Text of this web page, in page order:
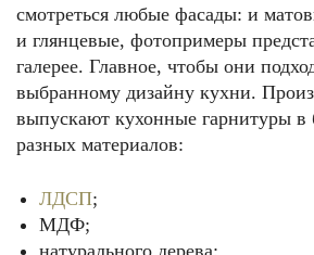
смотреться любые фасады: и
и глянцевые, фотопримеры
галерее. Главное, чтобы они
выбранному дизайну кухни.
выпускают кухонные гарнитуры в
разных материалов:
ЛДСП;
МДФ;
натурального дерева;